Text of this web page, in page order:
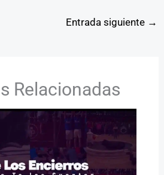
Entrada siguiente →
Relacionadas